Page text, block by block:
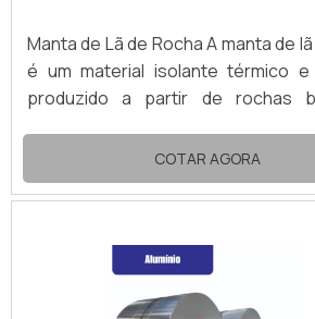
Manta de Lã de Rocha A manta de lã de rocha
é um material isolante térmico e
produzido a partir de rochas
transformadas em fibras
flexível e resistente, é
em aplicações industriais,
alta performance térmica e
COTAR AGORA